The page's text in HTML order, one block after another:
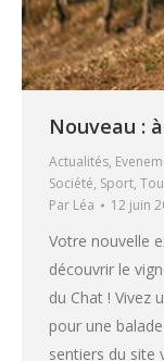
Nouveau :
Actualités,
Société, Sport,
Par Léa 12 juin
Votre nouvelle
découvrir le
du Chat ! Vivez
pour une
sentiers du site